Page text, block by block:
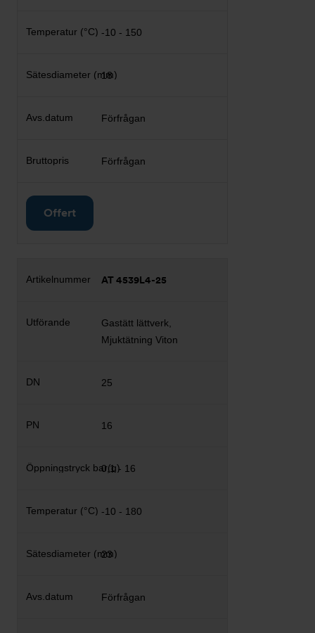
-10 - 150
18
Förfrågan
Förfrågan
Offert
AT 4539L4-25
Gastätt lättverk,
Mjuktätning Viton
25
16
0,1 - 16
-10 - 180
23
Förfrågan